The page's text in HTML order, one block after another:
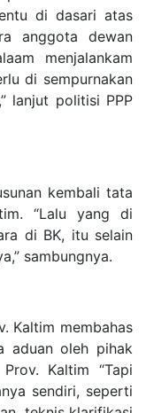
di dasari atas
anggota dewan
menjalankam
di sempurnakan
lanjut politisi PPP
kembali tata
“Lalu yang di
di BK, itu selain
sambungnya.
Kaltim membahas
aduan oleh pihak
Kaltim “Tapi
sendiri, seperti